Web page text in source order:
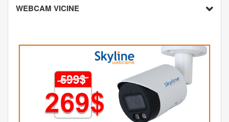
WEBCAM VICINE